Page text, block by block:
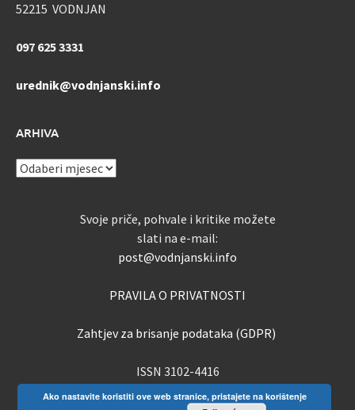
52215 VODNJAN
097 625 3331
urednik@vodnjanski.info
ARHIVA
ARHIVA
Svoje priče, pohvale i kritike možete
slati na e-mail:
post@vodnjanski.info
PRAVILA O PRIVATNOSTI
Zahtjev za brisanje podataka (GDPR)
ISSN 3102-4416
Ako nastavite koristiti ove web stranice, pristajete na korištenje